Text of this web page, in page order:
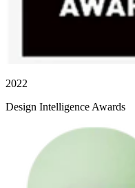
2022
Design Intelligence Awards